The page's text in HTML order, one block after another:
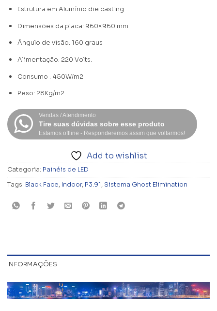
Estrutura em Alumínio die casting
Dimensões da placa: 960×960 mm
Ângulo de visão: 160 graus
Alimentação: 220 Volts.
Consumo : 450W/m2
Peso: 28Kg/m2
Vendas / Atendimento
Tire suas dúvidas sobre esse produto
Estamos offline - Responderemos assim que voltarmos!
Add to wishlist
Categoria: Painéis de LED
Tags: Black Face, Indoor, P3.91, Sistema Ghost Elimination
INFORMAÇÕES